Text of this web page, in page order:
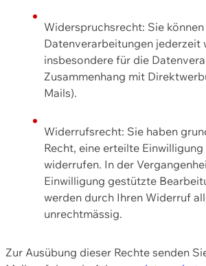
Widerspruchsrecht: Sie können
Datenverarbeitungen jederzeit
insbesondere für die
Zusammenhang mit
Mails).
Widerrufsrecht: Sie haben
Recht, eine erteilte
widerrufen. In der
Einwilligung gestützte
werden durch Ihren Widerruf
unrechtmässig.
Zur Ausübung dieser Rechte senden